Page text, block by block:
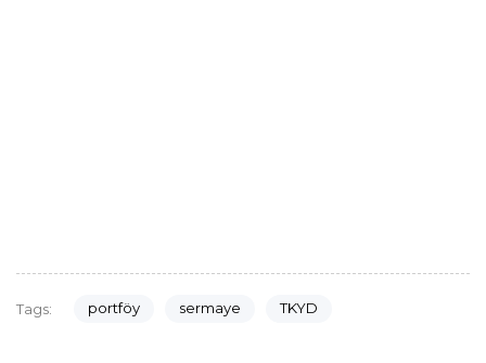
Tags: portföy sermaye TKYD